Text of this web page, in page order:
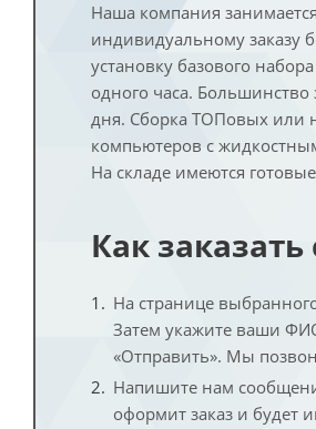
Наша компания
индивидуальному заказу
установку базового
одного часа.
дня. Сборка ТОПовых или
компьютеров с
На складе имеются
Как
На странице
Затем укажите ваши
«Отправить». Мы
Напишите нам
оформит заказ и будет